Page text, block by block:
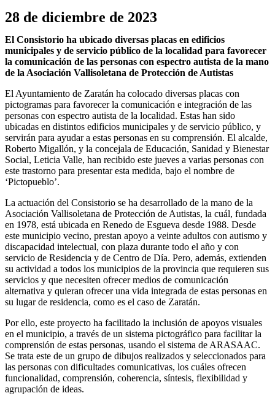
28 de diciembre de 2023
El Consistorio ha ubicado diversas placas en edificios
municipales y de servicio público de la localidad para favorecer
la comunicación de las personas con espectro autista de la mano
de la Asociación Vallisoletana de Protección de Autistas
El Ayuntamiento de Zaratán ha colocado diversas placas con
pictogramas para favorecer la comunicación e integración de las
personas con espectro autista de la localidad. Estas han sido
ubicadas en distintos edificios municipales y de servicio público, y
servirán para ayudar a estas personas en su comprensión. El alcalde,
Roberto Migallón, y la concejala de Educación, Sanidad y Bienestar
Social, Leticia Valle, han recibido este jueves a varias personas con
este trastorno para presentar esta medida, bajo el nombre de
‘Pictopueblo’.
La actuación del Consistorio se ha desarrollado de la mano de la
Asociación Vallisoletana de Protección de Autistas, la cuál, fundada
en 1978, está ubicada en Renedo de Esgueva desde 1988. Desde
este municipio vecino, prestan apoyo a veinte adultos con autismo y
discapacidad intelectual, con plaza durante todo el año y con
servicio de Residencia y de Centro de Día. Pero, además, extienden
su actividad a todos los municipios de la provincia que requieren sus
servicios y que necesiten ofrecer medios de comunicación
alternativa y quieran ofrecer una vida integrada de estas personas en
su lugar de residencia, como es el caso de Zaratán.
Por ello, este proyecto ha facilitado la inclusión de apoyos visuales
en el municipio, a través de un sistema pictográfico para facilitar la
comprensión de estas personas, usando el sistema de ARASAAC.
Se trata este de un grupo de dibujos realizados y seleccionados para
las personas con dificultades comunicativas, los cuáles ofrecen
funcionalidad, comprensión, coherencia, síntesis, flexibilidad y
agrupación de ideas.